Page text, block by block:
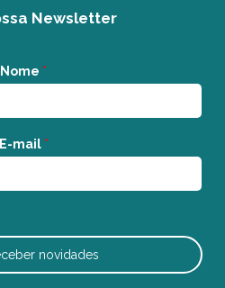
Newsletter
Nome *
E-mail *
novidades